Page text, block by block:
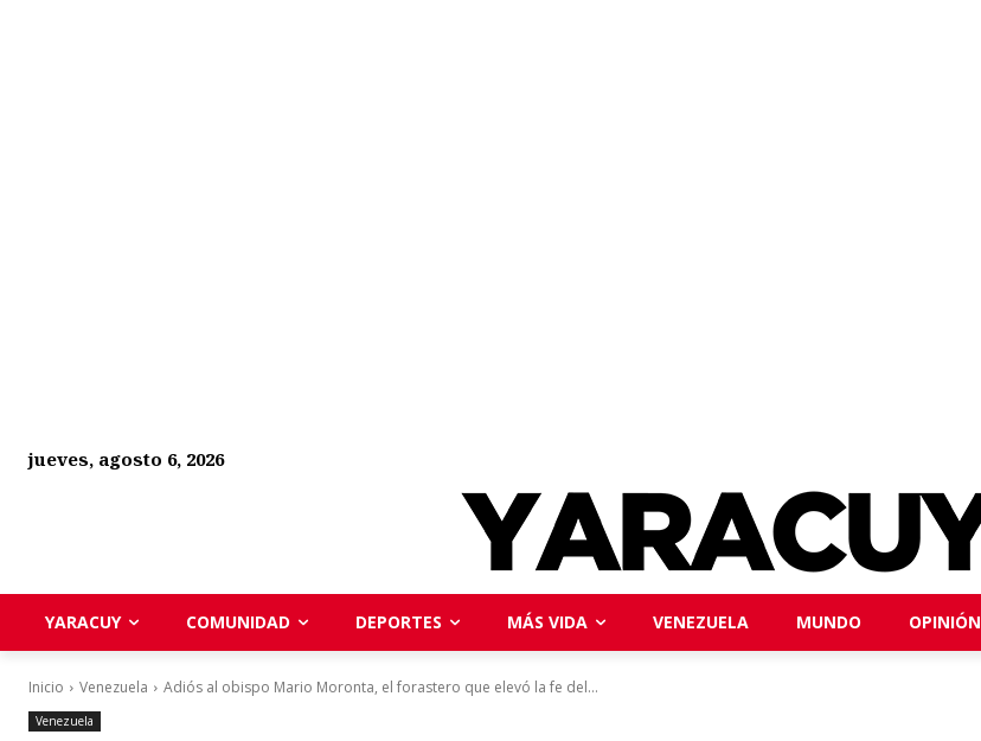
jueves, agosto 6, 2026
YARACUY COMUNIDAD DEPORTES MÁS VIDA VENEZUELA MUNDO OPINIÓN
Inicio Venezuela Adiós al obispo Mario Moronta, el forastero que elevó la fe del...
Venezuela